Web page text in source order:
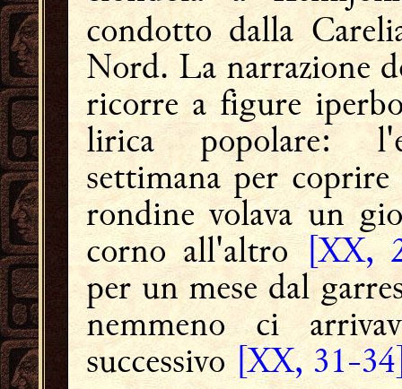
condotto dalla
Nord. La narrazione
ricorre a figure
lirica popolare:
settimana per
rondine volava un
corno all'altro[XX,
per un mese dal
nemmeno ci
successivo [XX, 31-